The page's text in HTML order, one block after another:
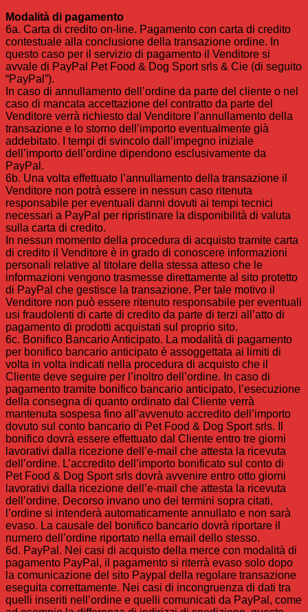
Modalità di pagamento
6a. Carta di credito on-line. Pagamento con carta di credito
contestuale alla conclusione della transazione ordine. In
questo caso per il servizio di pagamento il Venditore si
avvale di PayPal Pet Food & Dog Sport srls & Cie (di seguito
“PayPal”).
In caso di annullamento dell’ordine da parte del cliente o nel
caso di mancata accettazione del contratto da parte del
Venditore verrà richiesto dal Venditore l’annullamento della
transazione e lo storno dell’importo eventualmente già
addebitato. I tempi di svincolo dall’impegno iniziale
dell’importo dell’ordine dipendono esclusivamente da
PayPal.
6b. Una volta effettuato l’annullamento della transazione il
Venditore non potrà essere in nessun caso ritenuta
responsabile per eventuali danni dovuti ai tempi tecnici
necessari a PayPal per ripristinare la disponibilità di valuta
sulla carta di credito.
In nessun momento della procedura di acquisto tramite carta
di credito il Venditore è in grado di conoscere informazioni
personali relative al titolare della stessa atteso che le
informazioni vengono trasmesse direttamente al sito protetto
di PayPal che gestisce la transazione. Per tale motivo il
Venditore non può essere ritenuto responsabile per eventuali
usi fraudolenti di carte di credito da parte di terzi all’atto di
pagamento di prodotti acquistati sul proprio sito.
6c. Bonifico Bancario Anticipato. La modalità di pagamento
per bonifico bancario anticipato è assoggettata ai limiti di
volta in volta indicati nella procedura di acquisto che il
Cliente deve seguire per l’inoltro dell’ordine. In caso di
pagamento tramite bonifico bancario anticipato, l’esecuzione
della consegna di quanto ordinato dal Cliente verrà
mantenuta sospesa fino all’avvenuto accredito dell’importo
dovuto sul conto bancario di Pet Food & Dog Sport srls. Il
bonifico dovrà essere effettuato dal Cliente entro tre giorni
lavorativi dalla ricezione dell’e-mail che attesta la ricevuta
dell’ordine. L’accredito dell’importo bonificato sul conto di
Pet Food & Dog Sport srls dovrà avvenire entro otto giorni
lavorativi dalla ricezione dell’e-mail che attesta la ricevuta
dell’ordine. Decorso invano uno dei termini sopra citati,
l’ordine si intenderà automaticamente annullato e non sarà
evaso. La causale del bonifico bancario dovrà riportare il
numero dell’ordine riportato nella email dello stesso.
6d. PayPal. Nei casi di acquisto della merce con modalità di
pagamento PayPal, il pagamento si riterrà evaso solo dopo
la comunicazione del sito Paypal della regolare transazione
eseguita correttamente. Nei casi di incongruenza di dati tra
quelli inseriti nell’ordine e quelli comunicati da PayPal, come